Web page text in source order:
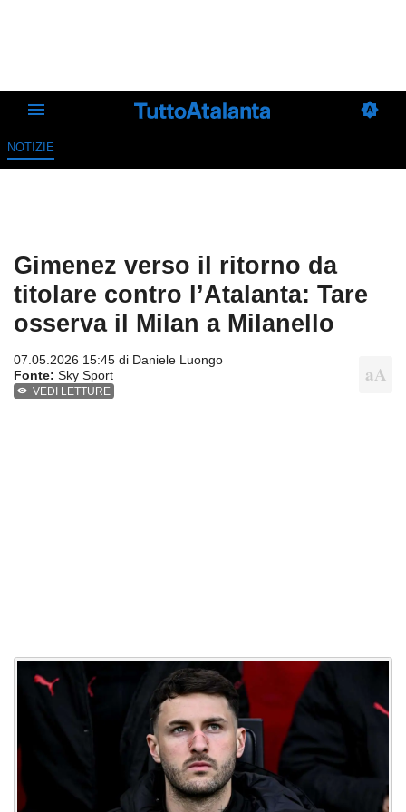
NOTIZIE
Gimenez verso il ritorno da
titolare contro l’Atalanta: Tare
osserva il Milan a Milanello
07.05.2026 15:45 di Daniele Luongo
Fonte: Sky Sport
VEDI LETTURE